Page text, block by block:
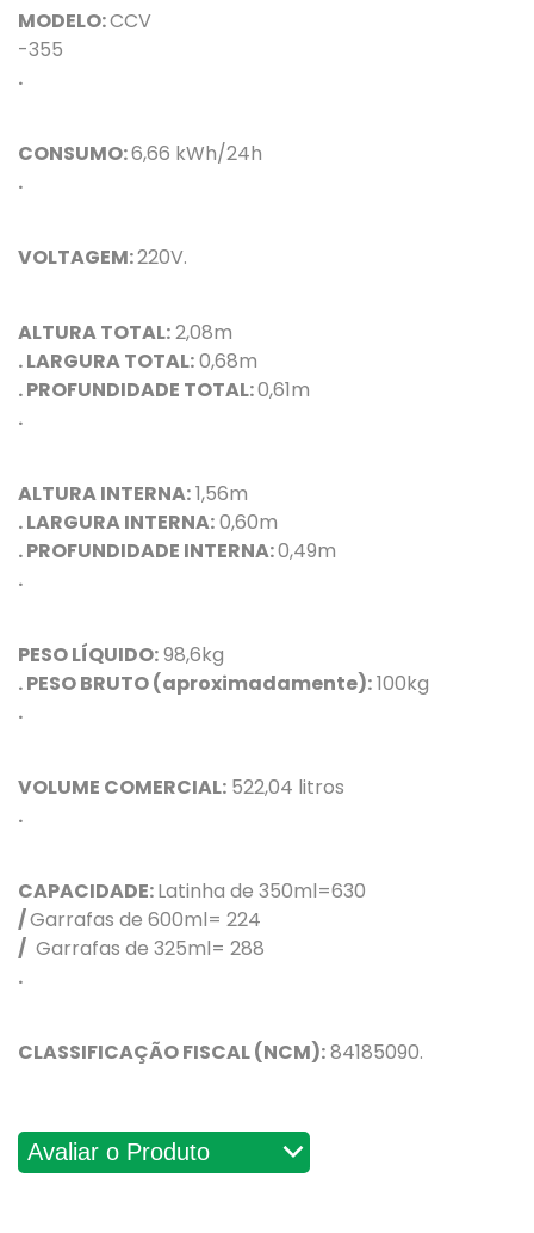
MODELO:CCV
-355
.
CONSUMO:6,66 kWh/24h
.
VOLTAGEM:220V.
ALTURA TOTAL:2,08m
. LARGURA TOTAL:0,68m
. PROFUNDIDADE TOTAL:0,61m
.
ALTURA INTERNA:1,56m
. LARGURA INTERNA:0,60m
. PROFUNDIDADE INTERNA:0,49m
.
PESO LÍQUIDO:98,6kg
. PESO BRUTO (aproximadamente):100kg
.
VOLUME COMERCIAL: 522,04 litros
.
CAPACIDADE:Latinha de 350ml=630
/Garrafas de 600ml= 224
/ Garrafas de 325ml= 288
.
CLASSIFICAÇÃO FISCAL (NCM):84185090.
Avaliações